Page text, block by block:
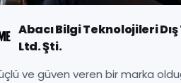
Dret Medya Bilişim
ile başladık, kesintisiz hizmetle